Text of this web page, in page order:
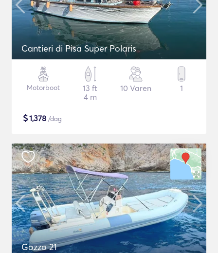
Cantieri di Pisa Super Polaris
Motorboot
13 ft
4 m
10 Varen 1
$1,378 /dag
Gozzo 21